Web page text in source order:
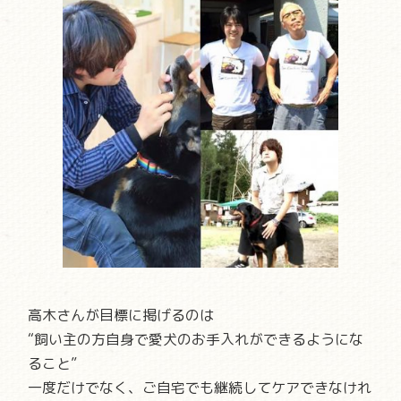
高木さんが目標に掲げるのは
“飼い主の方自身で愛犬のお手入れができるようにな
ること”
一度だけでなく、ご自宅でも継続してケアできなけれ